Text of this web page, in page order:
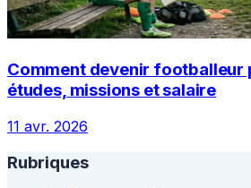
Comment devenir footballeur
études, missions et salaire
11 avr. 2026
Rubriques